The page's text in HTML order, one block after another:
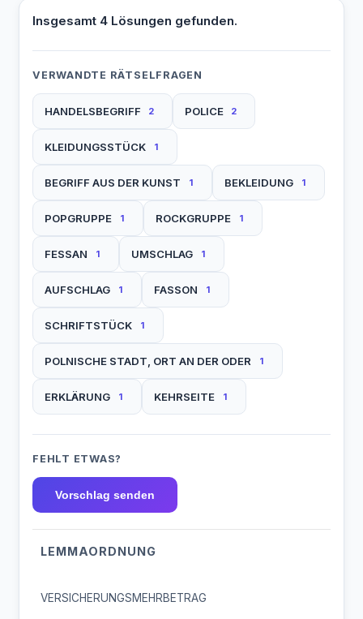
Insgesamt 4 Lösungen gefunden.
VERWANDTE RÄTSELFRAGEN
HANDELSBEGRIFF 2 POLICE 2
KLEIDUNGSSTÜCK 1
BEGRIFF AUS DER KUNST 1 BEKLEIDUNG 1
POPGRUPPE 1 ROCKGRUPPE 1
FESSAN 1 UMSCHLAG 1
AUFSCHLAG 1 FASSON 1
SCHRIFTSTÜCK 1
POLNISCHE STADT, ORT AN DER ODER 1
ERKLÄRUNG 1 KEHRSEITE 1
FEHLT ETWAS?
Vorschlag senden
LEMMAORDNUNG
VERSICHERUNGSMEHRBETRAG